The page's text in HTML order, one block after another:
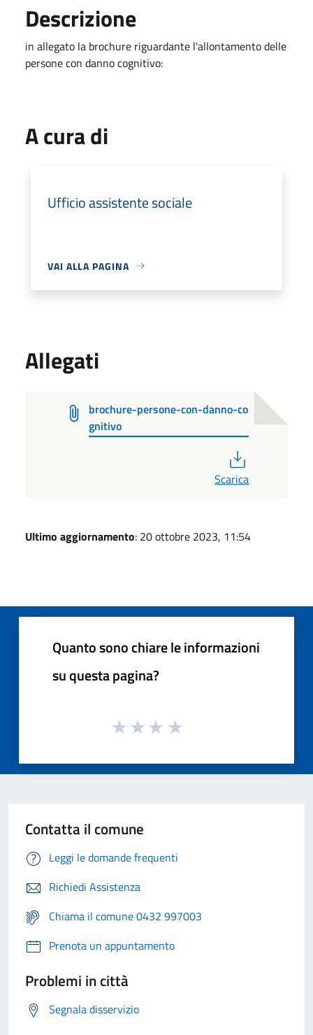
Descrizione
in allegato la brochure riguardante l'allontamento delle
persone con danno cognitivo:
A cura di
Ufficio assistente sociale
VAI ALLA PAGINA
Allegati
brochure-persone-con-danno-co
gnitivo
Scarica
Ultimo aggiornamento: 20 ottobre 2023, 11:54
Quanto sono chiare le informazioni
su questa pagina?
Contatta il comune
Leggi le domande frequenti
Richiedi Assistenza
Chiama il comune 0432 997003
Prenota un appuntamento
Problemi in città
Segnala disservizio